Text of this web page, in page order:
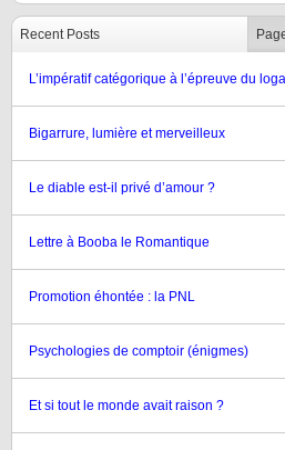
Recent Posts
L’impératif catégorique à l’épreuve du
Bigarrure, lumière et merveilleux
Le diable est-il privé d’amour ?
Lettre à Booba le Romantique
Promotion éhontée : la PNL
Psychologies de comptoir (énigmes)
Et si tout le monde avait raison ?